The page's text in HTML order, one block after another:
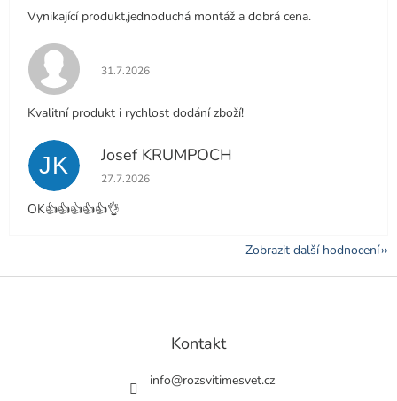
Vynikající produkt,jednoduchá montáž a dobrá cena.
Hodnocení obchodu je 5 z 5 hvězdiček.
31.7.2026
Kvalitní produkt i rychlost dodání zboží!
JK Josef KRUMPOCH
Hodnocení obchodu je 5 z 5 hvězdiček.
27.7.2026
OK👍👍👍👍👍👌
Zobrazit další hodnocení
Z
Kontakt
info@rozsvitimesvet.cz